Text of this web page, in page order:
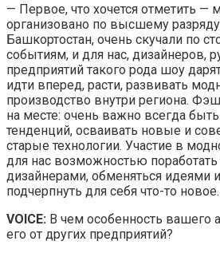
— Первое, что хочется отметить —
организовано по высшему
Башкортостан, очень скучали по
событиям, и для нас, дизайнеров,
предприятий такого рода шоу
идти вперед, расти, развивать
производство внутри региона.
на месте: очень важно всегда
тенденций, осваивать новые и
старые технологии. Участие в
для нас возможностью
дизайнерами, обменяться идеями
подчерпнуть для себя что-то новое.
VOICE: В чем особенность вашего
его от других предприятий?